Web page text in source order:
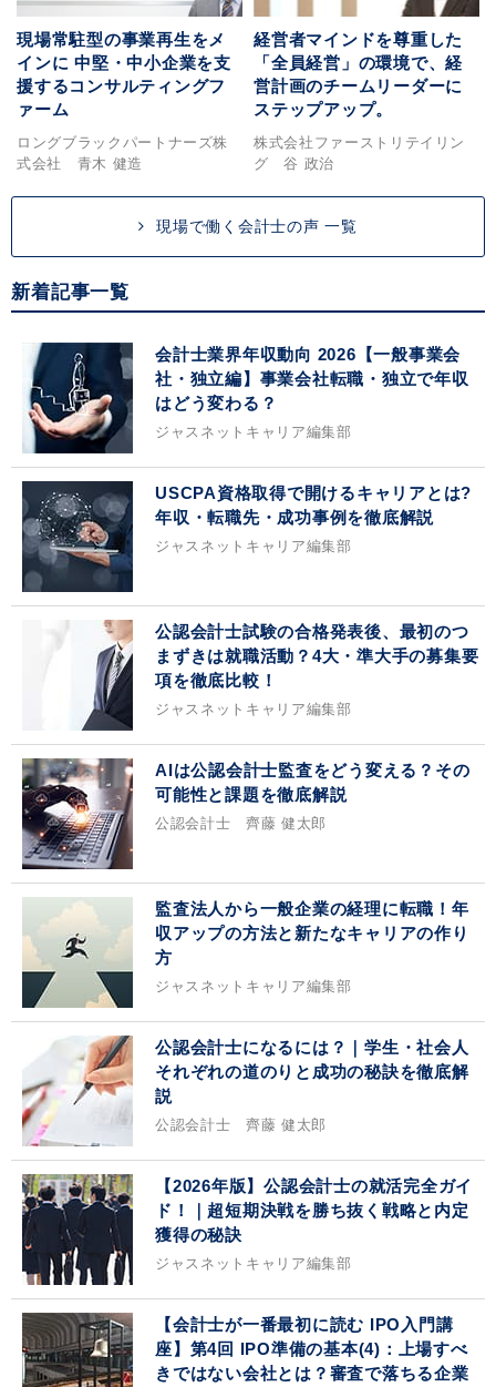
現場常駐型の事業再生をメ
インに 中堅・中小企業を支
援するコンサルティングフ
ァーム
ロングブラックパートナーズ株
式会社 青木 健造
経営者マインドを尊重した
「全員経営」の環境で、経
営計画のチームリーダーに
ステップアップ。
株式会社ファーストリテイリン
グ 谷 政治
現場で働く会計士の声 一覧
新着記事一覧
会計士業界年収動向 2026【一般事業会
社・独立編】事業会社転職・独立で年収
はどう変わる？
ジャスネットキャリア編集部
USCPA資格取得で開けるキャリアとは?
年収・転職先・成功事例を徹底解説
ジャスネットキャリア編集部
公認会計士試験の合格発表後、最初のつ
まずきは就職活動？4大・準大手の募集要
項を徹底比較！
ジャスネットキャリア編集部
AIは公認会計士監査をどう変える？その
可能性と課題を徹底解説
公認会計士 齊藤 健太郎
監査法人から一般企業の経理に転職！年
収アップの方法と新たなキャリアの作り
方
ジャスネットキャリア編集部
公認会計士になるには？｜学生・社会人
それぞれの道のりと成功の秘訣を徹底解
説
公認会計士 齊藤 健太郎
【2026年版】公認会計士の就活完全ガイ
ド！｜超短期決戦を勝ち抜く戦略と内定
獲得の秘訣
ジャスネットキャリア編集部
【会計士が一番最初に読む IPO入門講
座】第4回 IPO準備の基本(4)：上場すべ
きではない会社とは？審査で落ちる企業